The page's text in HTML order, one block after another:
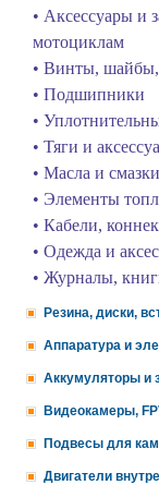
• Аксессуары и
мотоциклам
• Винты, шайбы,
• Подшипники
•
• Тяги и
• Масла и смазки
• Элементы
• Кабели,
• Одежда и
• Журналы,
Резина, диски,
Аппаратура и
Аккумуляторы и
Видеокамеры,
Подвесы для
Двигатели